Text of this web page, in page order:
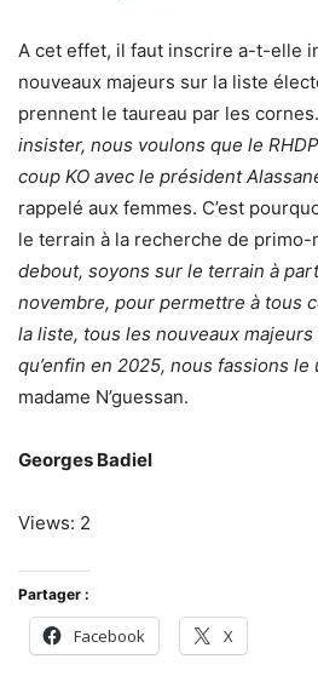
A cet effet, il faut inscrire a-t-elle
nouveaux majeurs sur la liste
prennent le taureau par les cornes.
insister, nous voulons que le
coup KO avec le président
rappelé aux femmes. C’est
le terrain à la recherche de primo-
debout, soyons sur le terrain à
novembre, pour permettre à tous
la liste, tous les nouveaux
qu’enfin en 2025, nous fassions le
madame N’guessan.
Georges Badiel
Views: 2
Partager :
Facebook X